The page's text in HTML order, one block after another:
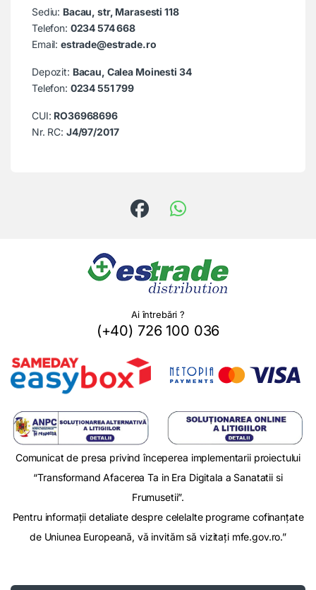
Sediu: Bacau, str, Marasesti 118
Telefon: 0234 574 668
Email:estrade@estrade.ro
Depozit: Bacau, Calea Moinesti 34
Telefon: 0234 551 799
CUI: RO36968696
Nr. RC: J4/97/2017
Ai întrebări ?
(+40) 726 100 036
Comunicat de presa privind începerea implementarii proiectului
“Transformand Afacerea Ta in Era Digitala a Sanatatii si
Frumusetii”.
Pentru informații detaliate despre celelalte programe cofinanțate
de Uniunea Europeană, vă invităm să vizitați mfe.gov.ro.”